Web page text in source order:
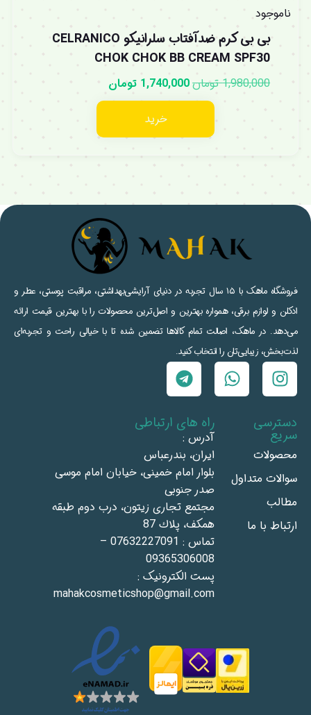
ناموجود
بی بی کرم ضدآفتاب سلرانیکو CELRANICO
CHOK CHOK BB CREAM SPF30
1,980,000 تومان1,740,000 تومان
خرید
فروشگاه ماهک با ۱۵ سال تجربه در دنیای آرایشی‌بهداشتی، مراقبت پوستی، عطر و
ادکلن و لوازم برقی، همواره بهترین و اصل‌ترین محصولات را با بهترین قیمت ارائه
می‌دهد. در ماهک، اصالت تمام کالاها تضمین شده تا با خیالی راحت و تجربه‌ای
لذت‌بخش، زیبایی‌تان را انتخاب کنید.
دسترسی
سریع
محصولات
سوالات متداول
مطالب
ارتباط با ما
راه های ارتباطی
آدرس :
ايران، بندرعباس
بلوار امام خمينى، خيابان امام موسى
صدر جنوبى
مجتمع تجاری زيتون، درب دوم طبقه
همكف، پلاك 87
تماس : 07632227091 –
09365306008
پست الکترونیک :
mahakcosmeticshop@gmail.com